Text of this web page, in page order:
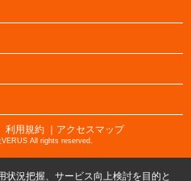
利用規約 ｜アクセスマップ
All rights reserved.
状況把握、サービス向上検討を目的と